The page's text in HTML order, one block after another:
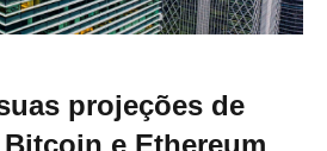
projeções de